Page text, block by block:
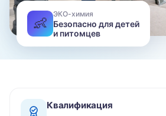
👶
ЭКО-химия
Безопасно для детей
и питомцев
Квалификация